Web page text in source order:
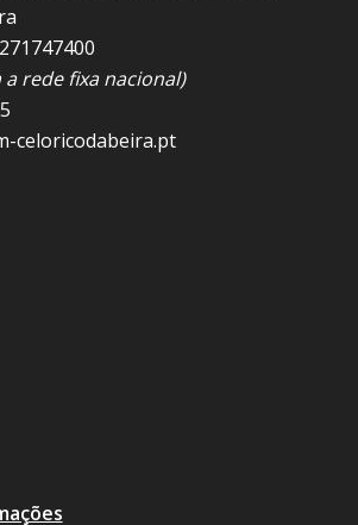
rede fixa nacional)
celoricodabeira.pt